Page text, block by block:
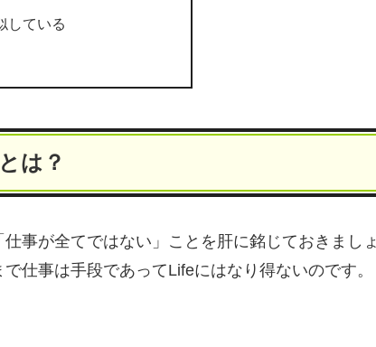
している
は？
事が全てではない」ことを肝に銘じておきましょ
仕事は手段であってLifeにはなり得ないのです。